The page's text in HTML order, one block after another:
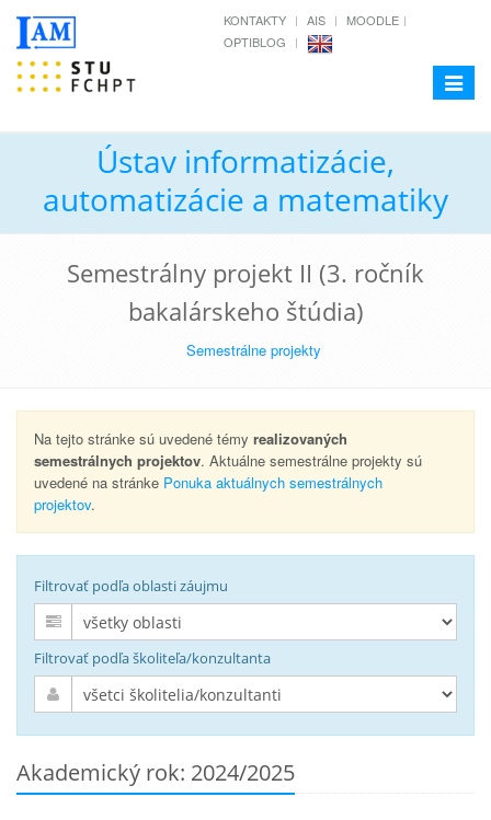
KONTAKTY AIS
MOODLE
OPTIBLOG
Toggle
Ústav informatizácie,
automatizácie a matematiky
Semestrálny projekt II (3. ročník
bakalárskeho štúdia)
Semestrálne projekty
Na tejto stránke sú uvedené témy realizovaných
semestrálnych projektov. Aktuálne semestrálne projekty sú
uvedené na stránke Ponuka aktuálnych semestrálnych
projektov.
Filtrovať podľa oblasti záujmu
Filtrovať podľa školiteľa/konzultanta
Akademický rok: 2024/2025